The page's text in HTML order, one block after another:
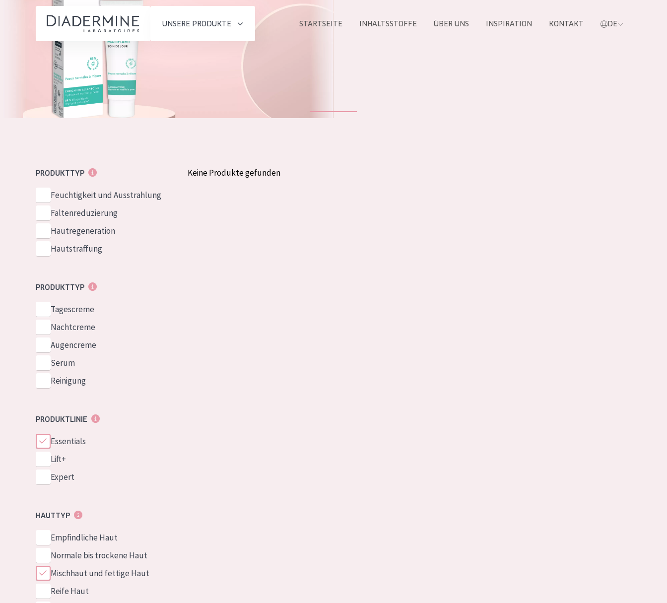
UNSERE PRODUKTE
PRODUKTTYP
Feuchtigkeit und
Ausstrahlung
Nachtcreme
STARTSEITE INHALTSSTOFFE ÜBER UNS INSPIRATION KONTAKT DE
inhaltsstoffe
Kontakt
English
French
German
Spanish
PRODUKTTYP
Feuchtigkeit und Ausstrahlung
Faltenreduzierung
Hautregeneration
Hautstraffung
PRODUKTTYP
Tagescreme
Nachtcreme
Augencreme
Serum
Reinigung
PRODUKTLINIE
Essentials
Lift+
Expert
HAUTTYP
Empfindliche Haut
Normale bis trockene Haut
Mischhaut und fettige Haut
Reife Haut
Keine Produkte gefunden